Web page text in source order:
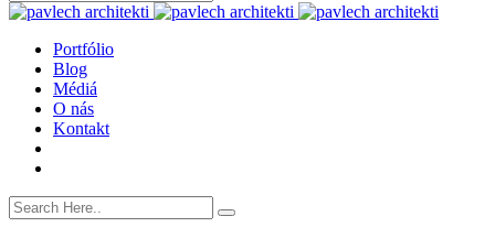
Portfólio
Blog
Médiá
O nás
Kontakt